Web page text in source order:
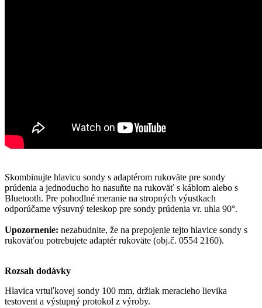
Skombinujte hlavicu sondy s adaptérom rukoväte pre sondy
prúdenia a jednoducho ho nasuňte na rukoväť s káblom alebo s
Bluetooth. Pre pohodlné meranie na stropných výustkach
odporúčame výsuvný teleskop pre sondy prúdenia vr. uhla 90°.
Upozornenie: nezabudnite, že na prepojenie tejto hlavice sondy s
rukoväťou potrebujete adaptér rukoväte (obj.č. 0554 2160).
Rozsah dodávky
Hlavica vrtuľkovej sondy 100 mm, držiak meracieho lievika
testovent a výstupný protokol z výroby.